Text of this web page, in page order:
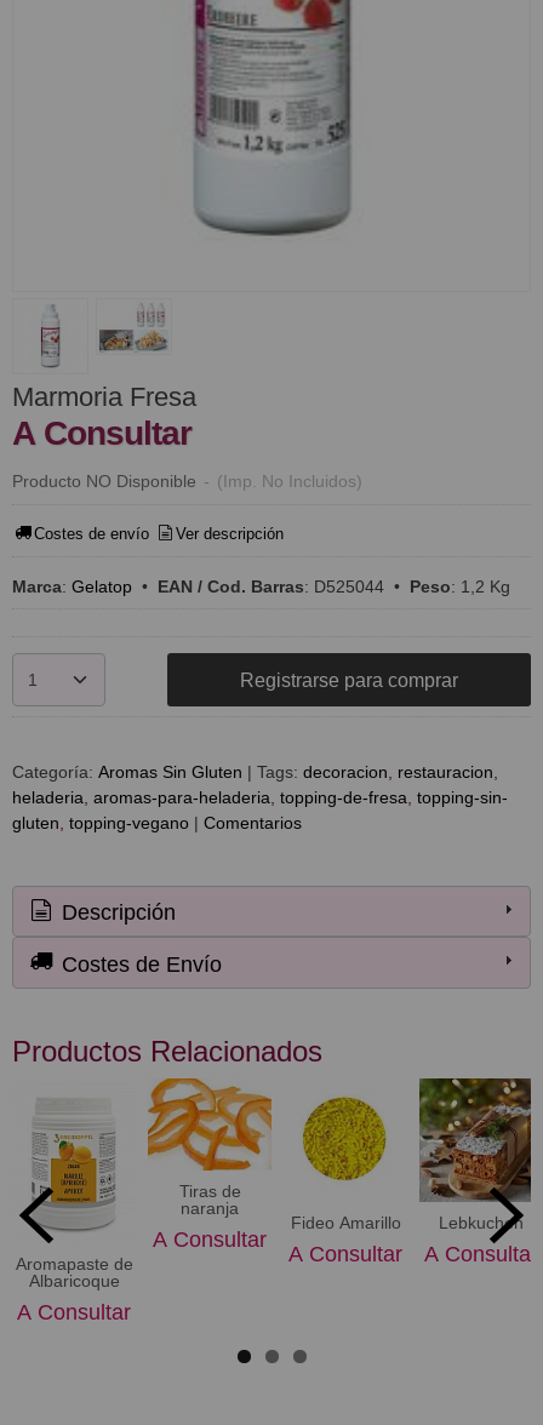
Marmoria Fresa
A Consultar
Producto NO Disponible - (Imp. No Incluidos)
Costes de envío Ver descripción
Marca: Gelatop • EAN / Cod. Barras: D525044 • Peso: 1,2 Kg
Registrarse para comprar
Categoría: Aromas Sin Gluten | Tags: decoracion
restauracion
heladeria aromas-para-heladeria topping-de-fresa topping-sin-
gluten topping-vegano | Comentarios
Descripción
Costes de Envío
Productos Relacionados
Aromapaste de
Albaricoque
A Consultar
Tiras de
naranja
A Consultar
Fideo Amarillo
A Consultar
Lebkuchen
A Consultar